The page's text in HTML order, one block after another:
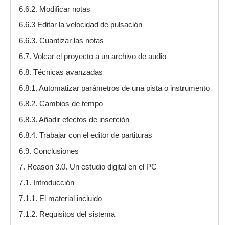
6.6.2. Modificar notas
6.6.3 Editar la velocidad de pulsación
6.6.3. Cuantizar las notas
6.7. Volcar el proyecto a un archivo de audio
6.8. Técnicas avanzadas
6.8.1. Automatizar parámetros de una pista o instrumento
6.8.2. Cambios de tempo
6.8.3. Añadir efectos de inserción
6.8.4. Trabajar con el editor de partituras
6.9. Conclusiones
7. Reason 3.0. Un estudio digital en el PC
7.1. Introducción
7.1.1. El material incluido
7.1.2. Requisitos del sistema